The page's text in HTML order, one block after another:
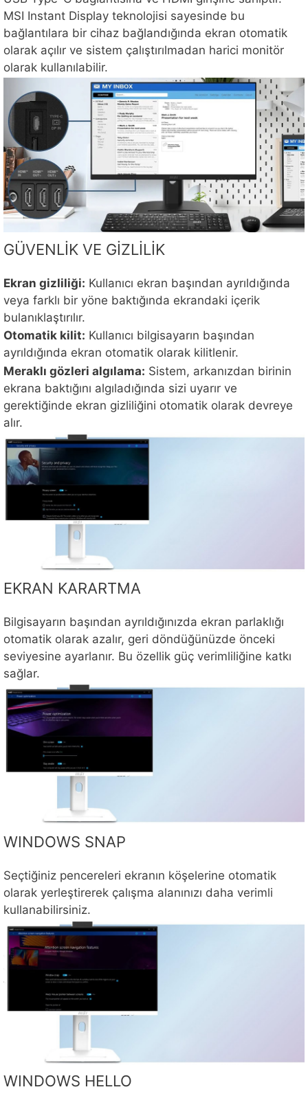
MSI Instant Display teknolojisi sayesinde bu
bağlantılara bir cihaz bağlandığında ekran otomatik
olarak açılır ve sistem çalıştırılmadan harici monitör
olarak kullanılabilir.
GÜVENLİK VE GİZLİLİK
Ekran gizliliği: Kullanıcı ekran başından ayrıldığında
veya farklı bir yöne baktığında ekrandaki içerik
bulanıklaştırılır.
Otomatik kilit: Kullanıcı bilgisayarın başından
ayrıldığında ekran otomatik olarak kilitlenir.
Meraklı gözleri algılama: Sistem, arkanızdan birinin
ekrana baktığını algıladığında sizi uyarır ve
gerektiğinde ekran gizliliğini otomatik olarak devreye
alır.
EKRAN KARARTMA
Bilgisayarın başından ayrıldığınızda ekran parlaklığı
otomatik olarak azalır, geri döndüğünüzde önceki
seviyesine ayarlanır. Bu özellik güç verimliliğine katkı
sağlar.
WINDOWS SNAP
Seçtiğiniz pencereleri ekranın köşelerine otomatik
olarak yerleştirerek çalışma alanınızı daha verimli
kullanabilirsiniz.
WINDOWS HELLO